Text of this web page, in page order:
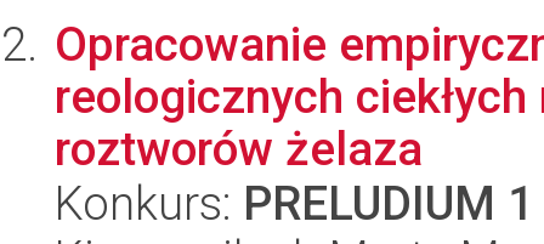
Opracowanie
reologicznych
roztworów żelaza
Konkurs: PRELUDIUM 1